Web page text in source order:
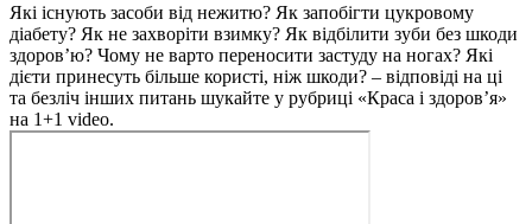
Які існують засоби від нежитю? Як запобігти цукровому
діабету? Як не захворіти взимку? Як відбілити зуби без шкоди
здоров’ю? Чому не варто переносити застуду на ногах? Які
дієти принесуть більше користі, ніж шкоди? – відповіді на ці
та безліч інших питань шукайте у рубриці «Краса і здоров’я»
на 1+1 video.